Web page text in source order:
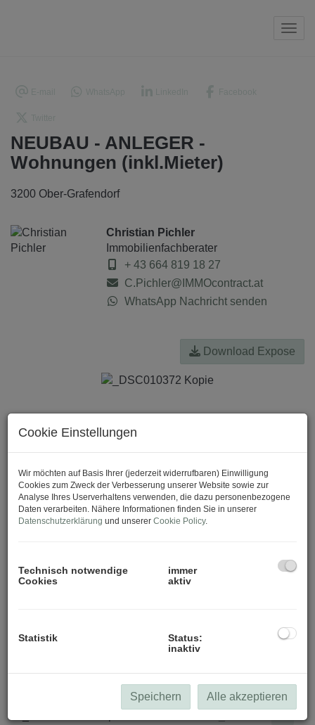
NEUBAU - ANLEGER -
Wohnungen (inkl.Mieter)
3200 Ober-Grafendorf
Christian Pichler
Immobilienfachberater
+ 43 664 819 18 27
C.Pichler@IMMOcontract.at
WhatsApp Nachricht senden
Download Expose
_DSC010372 Kopie
Cookie Einstellungen
Wir möchten auf Basis Ihrer (jederzeit widerrufbaren) Einwilligung
Cookies zum Zweck der Verbesserung unserer Website sowie zur
Analyse Ihres Userverhaltens verwenden, die dazu personenbezogene
Daten verarbeiten. Nähere Informationen finden Sie in unserer
Datenschutzerklärung und unserer Cookie Policy.
Technisch notwendige
Cookies
immer
aktiv
Statistik
Status:
inaktiv
Speichern Alle akzeptieren